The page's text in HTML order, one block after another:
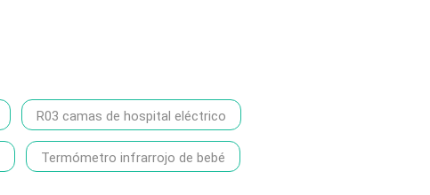
R03 camas de hospital eléctrico
Termómetro infrarrojo de bebé